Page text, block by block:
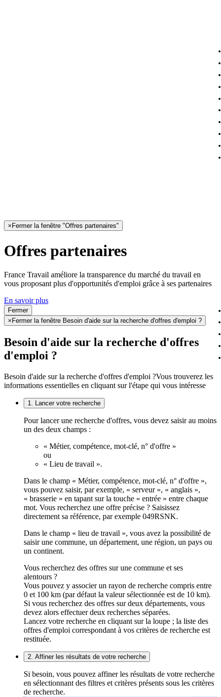
× Fermer la fenêtre "Offres partenaires"
Offres partenaires
France Travail améliore la transparence du marché du travail en
vous proposant plus d'opportunités d'emploi grâce à ses partenaires
En savoir plus
Fermer
× Fermer la fenêtre Besoin d'aide sur la recherche d'offres d'emploi ?
Besoin d'aide sur la recherche d'offres
d'emploi ?
Besoin d'aide sur la recherche d'offres d'emploi ?Vous trouverez les
informations essentielles en cliquant sur l'étape qui vous intéresse
1. Lancer votre recherche
Pour lancer une recherche d'offres, vous devez saisir au moins
un des deux champs :
« Métier, compétence, mot-clé, n° d'offre »
ou
« Lieu de travail ».
Dans le champ « Métier, compétence, mot-clé, n° d'offre »,
vous pouvez saisir, par exemple, « serveur », « anglais »,
« brasserie » en tapant sur la touche « entrée » entre chaque
mot. Vous recherchez une offre précise ? Saisissez
directement sa référence, par exemple 049RSNK.
Dans le champ « lieu de travail », vous avez la possibilité de
saisir une commune, un département, une région, un pays ou
un continent.
Vous recherchez des offres sur une commune et ses
alentours ?
Vous pouvez y associer un rayon de recherche compris entre
0 et 100 km (par défaut la valeur sélectionnée est de 10 km).
Si vous recherchez des offres sur deux départements, vous
devez alors effectuer deux recherches séparées.
Lancez votre recherche en cliquant sur la loupe ; la liste des
offres d'emploi correspondant à vos critères de recherche est
restituée.
2. Affiner les résultats de votre recherche
Si besoin, vous pouvez affiner les résultats de votre recherche
en sélectionnant des filtres et critères présents sous les critères
de recherche.